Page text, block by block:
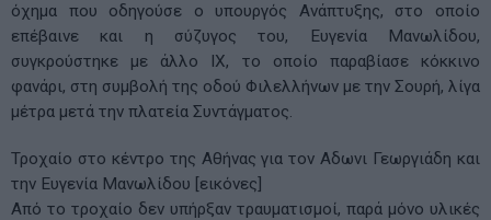
όχημα που οδηγούσε ο υπουργός Ανάπτυξης, στο οποίο
επέβαινε και η σύζυγος του, Ευγενία Μανωλίδου,
συγκρούστηκε με άλλο ΙΧ, το οποίο παραβίασε κόκκινο
φανάρι, στη συμβολή της οδού Φιλελλήνων με την Σουρή, λίγα
μέτρα μετά την πλατεία Συντάγματος.
Τροχαίο στο κέντρο της Αθήνας για τον Αδωνι Γεωργιάδη και
την Ευγενία Μανωλίδου [εικόνες]
Από το τροχαίο δεν υπήρξαν τραυματισμοί, παρά μόνο υλικές